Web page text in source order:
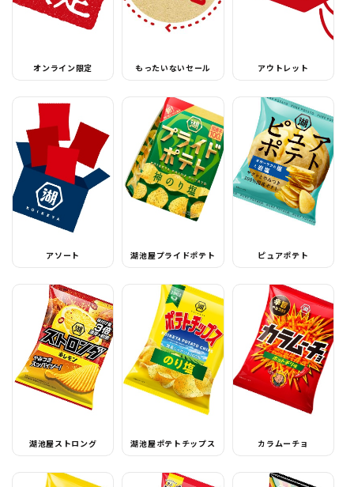
オンライン限定 もったいないセール アウトレット
アソート 湖池屋プライドポテト ピュアポテト
湖池屋ストロング 湖池屋ポテトチップス カラムーチョ